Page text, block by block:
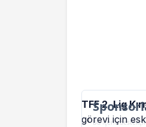
Bu içerik
TFF 2. Lig
görevi için